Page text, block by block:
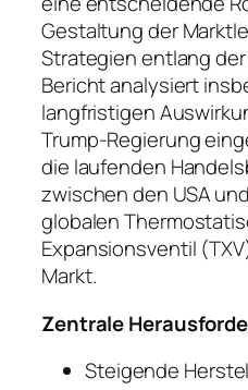
Gestaltung der
Strategien entlang
Bericht analysiert
langfristigen
Trump-Regierung
die laufenden
zwischen den USA
globalen
Expansionsventil
Markt.
Zentrale
Steigende